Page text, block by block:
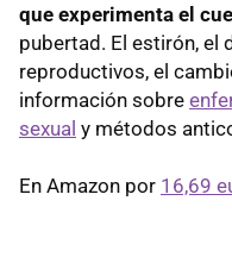
que experimenta el
pubertad. El estirón, el
reproductivos, el
información sobre
sexual y métodos
En Amazon por 16,69